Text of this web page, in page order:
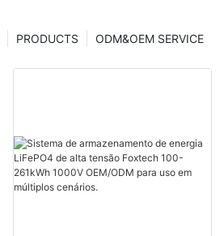
ODM&OEM SERVICE
PRODUCTS